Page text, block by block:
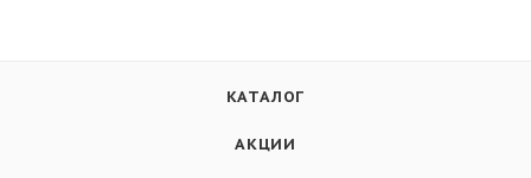
КАТАЛОГ
АКЦИИ